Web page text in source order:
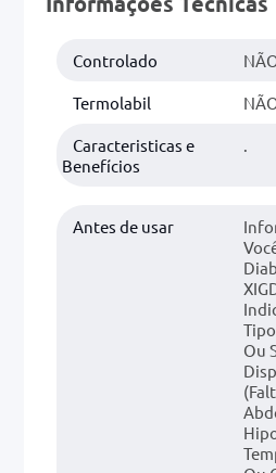
Controlado
Termolabil
Caracteristicas e
Benefícios
.
Antes de usar
Ou